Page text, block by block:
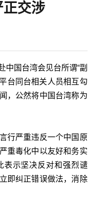
正交涉
中国台湾会见台所谓“副
台同台相关人员相互勾
，公然将中国台湾称为
行严重违反一个中国原
重毒化中以友好和务实
表示坚决反对和强烈谴
即纠正错误做法，消除